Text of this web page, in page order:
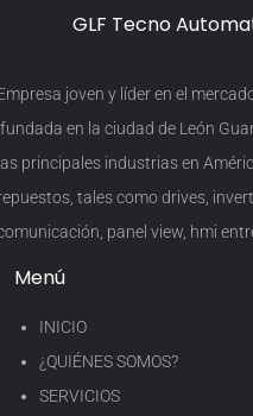
GLF Tecno
joven y líder en el
en la ciudad de León
principales industrias en
tales como drives,
panel view, hmi
Menú
INICIO
¿QUIÉNES SOMOS?
SERVICIOS